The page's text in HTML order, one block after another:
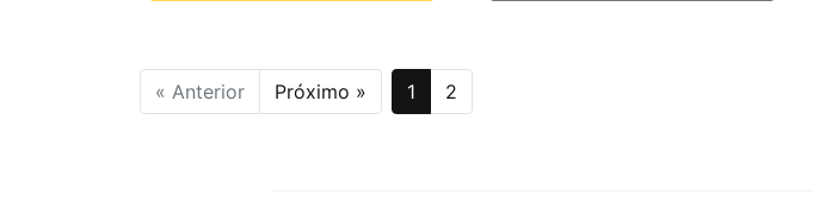
« Anterior Próximo » 1 2